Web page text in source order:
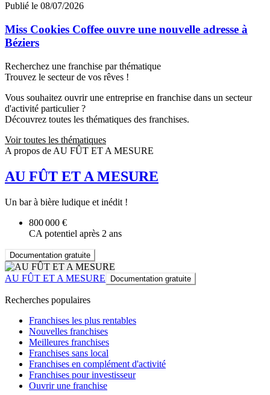
Publié le 08/07/2026
Miss Cookies Coffee ouvre une nouvelle adresse à
Béziers
Recherchez une franchise par thématique
Trouvez le secteur de vos rêves !
Vous souhaitez ouvrir une entreprise en franchise dans un secteur
d'activité particulier ?
Découvrez toutes les thématiques des franchises.
Voir toutes les thématiques
A propos de AU FÛT ET A MESURE
AU FÛT ET A MESURE
Un bar à bière ludique et inédit !
800 000 €
CA potentiel après 2 ans
Documentation gratuite
AU FÛT ET A MESURE Documentation gratuite
Recherches populaires
Franchises les plus rentables
Nouvelles franchises
Meilleures franchises
Franchises sans local
Franchises en complément d'activité
Franchises pour investisseur
Ouvrir une franchise